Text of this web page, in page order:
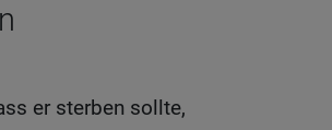
er sterben sollte,